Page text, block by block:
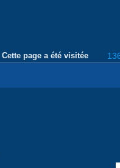
Cette page a été visitée